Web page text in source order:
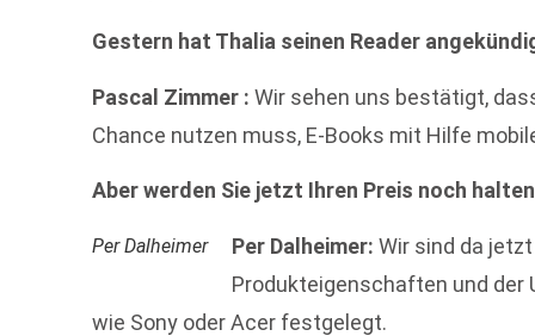
Gestern hat Thalia seinen Reader
Pascal Zimmer : Wir sehen uns bestätigt,
Chance nutzen muss, E-Books mit Hilfe
Aber werden Sie jetzt Ihren Preis noch
Per Dalheimer Per Dalheimer: Wir sind da
Produkteigenschaften und der
wie Sony oder Acer festgelegt.